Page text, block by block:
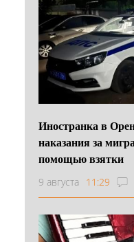
Иностранка в
наказания за
помощью взятки
9 августа 11:29